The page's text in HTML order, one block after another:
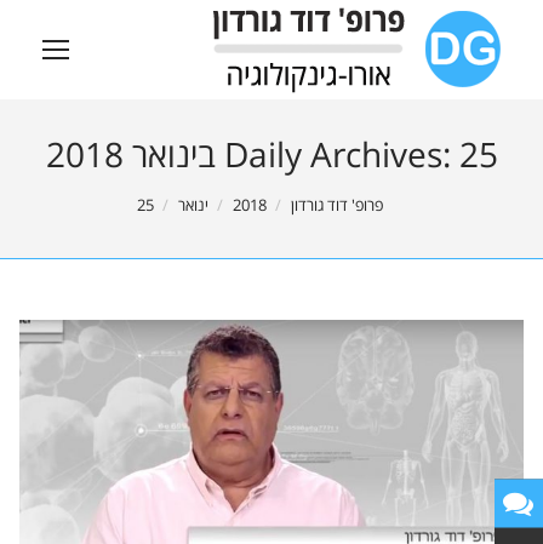
Daily Archives: 25 בינואר 2018
פרופ' דוד גורדון 2018 ינואר 25